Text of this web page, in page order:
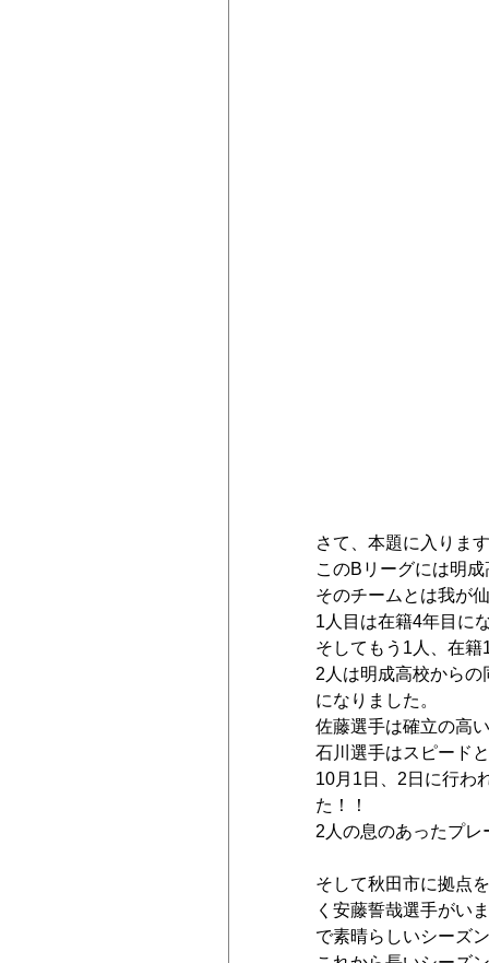
さて、本題に入りま
このBリーグには明
そのチームとは我が
1人目は在籍4年目に
そしてもう1人、在
2人は明成高校から
になりました。
佐藤選手は確立の高
石川選手はスピード
10月1日、2日に行わ
た！！
2人の息のあったプ
そして秋田市に拠点
く安藤誓哉選手がい
で素晴らしいシーズ